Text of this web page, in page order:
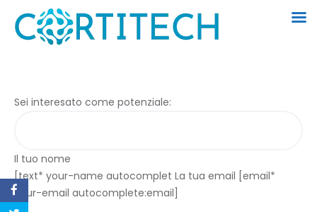
Sei interesato come potenziale:
Il tuo nome
[text* your-name autocomplet La tua email [email*
your-email autocomplete:email]